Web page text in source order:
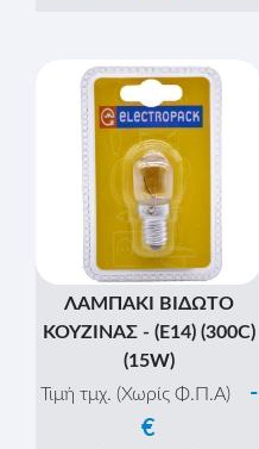
ΛΑΜΠΑΚΙ ΒΙΔΩΤΟ
ΚΟΥΖΙΝΑΣ - (Ε14) (300C)
(15W)
Τιμή τμχ. (Χωρίς Φ.Π.Α)
-
€